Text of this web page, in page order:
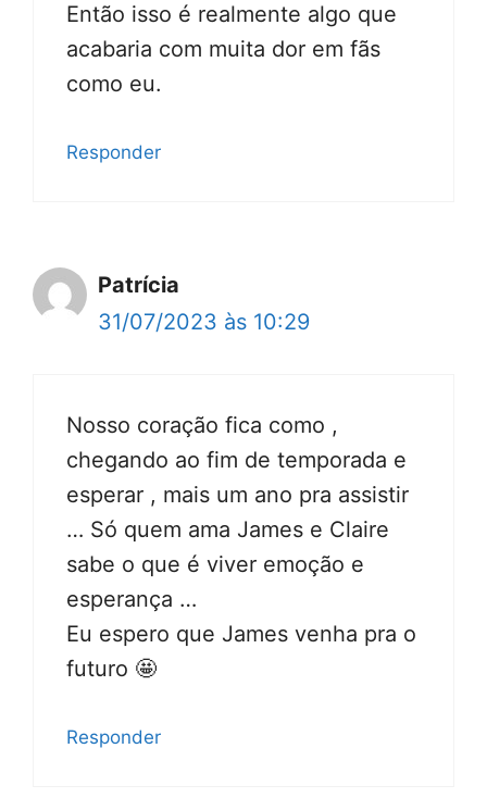
Então isso é realmente algo que
acabaria com muita dor em fãs
como eu.
Responder
Patrícia
31/07/2023 às 10:29
Nosso coração fica como ,
chegando ao fim de temporada e
esperar , mais um ano pra assistir
… Só quem ama James e Claire
sabe o que é viver emoção e
esperança …
Eu espero que James venha pra o
futuro 🤩
Responder